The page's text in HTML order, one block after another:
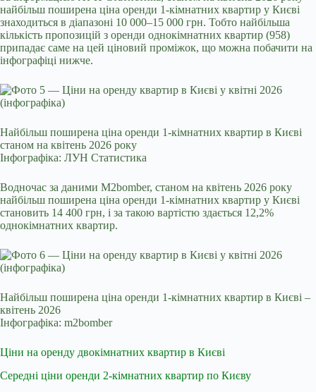
найбільш поширена ціна оренди 1‑кімнатних квартир у Києві
знаходиться в діапазоні 10 000–15 000 грн. Тобто найбільша
кількість пропозицій з оренди однокімнатних квартир (958)
припадає саме на цей ціновий проміжок, що можна побачити на
інфографіці нижче.
Найбільш поширена ціна оренди 1-кімнатних квартир в Києві
станом на квітень 2026 року
Інфографіка: ЛУН Статистика
Водночас за даними M2bomber, станом на квітень 2026 року
найбільш поширена ціна оренди 1‑кімнатних квартир у Києві
становить 14 400 грн, і за такою вартістю здається 12,2%
однокімнатних квартир.
Найбільш поширена ціна оренди 1-кімнатних квартир в Києві –
квітень 2026
Інфографіка: m2bomber
Ціни на оренду двокімнатних квартир в Києві
Середні ціни оренди 2-кімнатних квартир по Києву